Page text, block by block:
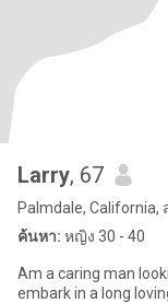
Larry, 67
Palmdale, California,
ค้นหา: หญิง 30 - 40
Am a caring man
embark in a long